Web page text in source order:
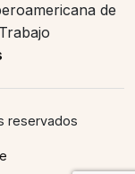
de
reservados